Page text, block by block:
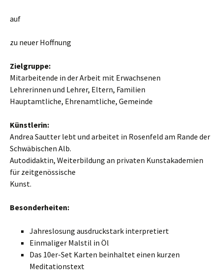
auf
zu neuer Hoffnung
Zielgruppe:
Mitarbeitende in der Arbeit mit Erwachsenen
Lehrerinnen und Lehrer, Eltern, Familien
Hauptamtliche, Ehrenamtliche, Gemeinde
Künstlerin:
Andrea Sautter lebt und arbeitet in Rosenfeld am Rande der
Schwäbischen Alb.
Autodidaktin, Weiterbildung an privaten Kunstakademien
für zeitgenössische
Kunst.
Besonderheiten:
Jahreslosung ausdruckstark interpretiert
Einmaliger Malstil in Öl
Das 10er-Set Karten beinhaltet einen kurzen
Meditationstext